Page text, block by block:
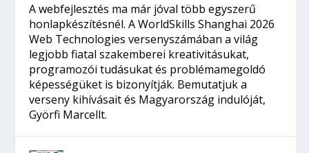
A webfejlesztés ma már jóval több egyszerű
honlapkészítésnél. A WorldSkills Shanghai 2026
Web Technologies versenyszámában a világ
legjobb fiatal szakemberei kreativitásukat,
programozói tudásukat és problémamegoldó
képességüket is bizonyítják. Bemutatjuk a
verseny kihívásait és Magyarország indulóját,
Györfi Marcellt.